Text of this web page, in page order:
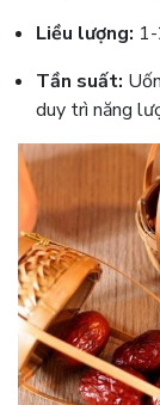
Liều lượng:
Tần suất:
duy trì năng